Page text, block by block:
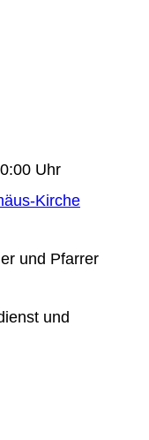
Uhr
Kirche
und Pfarrer
und